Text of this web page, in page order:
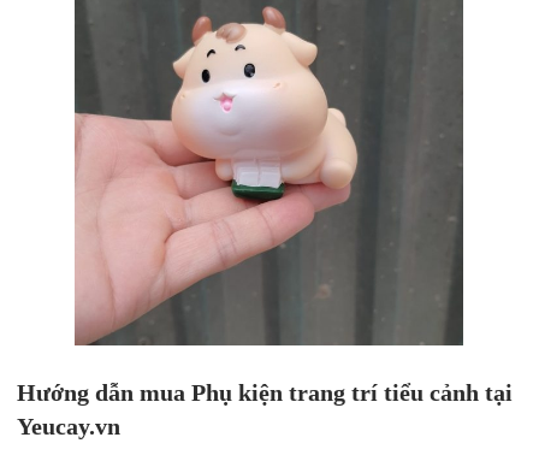
Hướng dẫn mua Phụ kiện trang trí tiểu cảnh tại
Yeucay.vn